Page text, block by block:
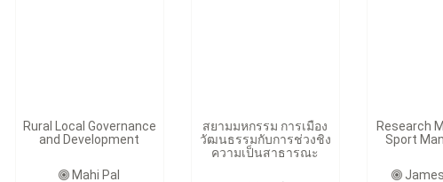
Rural Local Governance
and Development
Mahi Pal
สยามมหกรรม การเมือง
วัฒนธรรมกับการช่วงชิง
ความเป็นสาธารณะ
Research
Sport